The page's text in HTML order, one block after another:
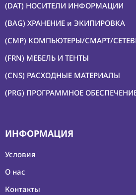
(DAT) НОСИТЕЛИ ИНФОРМАЦИИ
(BAG) ХРАНЕНИЕ и ЭКИПИРОВКА
(CMP) КОМПЬЮТЕРЫ/СМАРТ/
(FRN) МЕБЕЛЬ И ТЕНТЫ
(CNS) РАСХОДНЫЕ МАТЕРИАЛЫ
(PRG) ПРОГРАММНОЕ
ИНФОРМАЦИЯ
Условия
О нас
Контакты